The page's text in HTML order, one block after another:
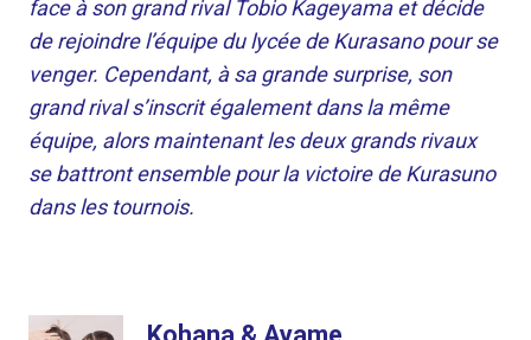
face à son grand rival Tobio Kageyama et décide
de rejoindre l’équipe du lycée de Kurasano pour se
venger. Cependant, à sa grande surprise, son
grand rival s’inscrit également dans la même
équipe, alors maintenant les deux grands rivaux
se battront ensemble pour la victoire de Kurasuno
dans les tournois.